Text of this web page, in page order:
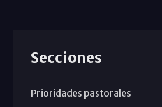
Secciones
Prioridades pastorales